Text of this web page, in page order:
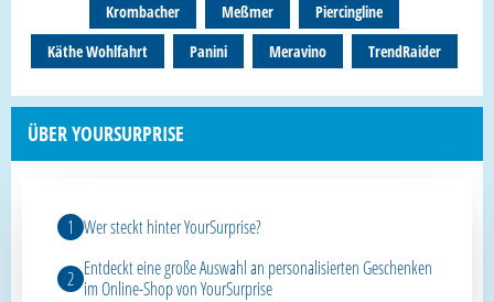
Krombacher
Meßmer
Piercingline
Käthe Wohlfahrt
Panini Meravino TrendRaider
ÜBER YOURSURPRISE
Wer steckt hinter YourSurprise?
Entdeckt eine große Auswahl an personalisierten Geschenken
im Online-Shop von YourSurprise